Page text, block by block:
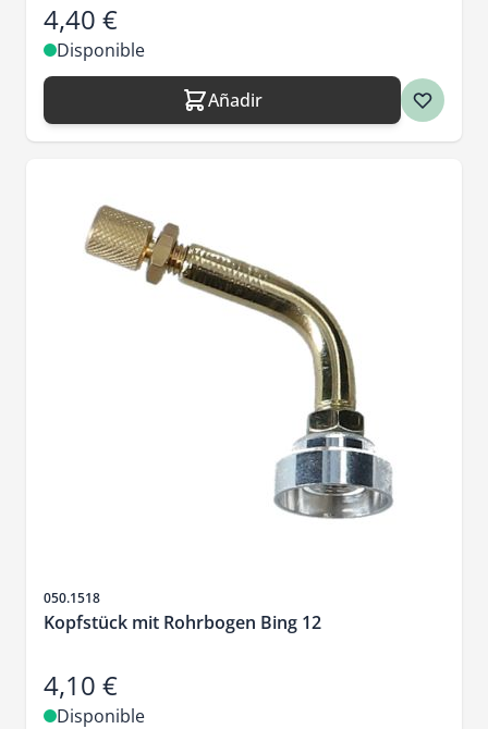
4,40 €
Disponible
Añadir
SKU
050.1518
Kopfstück mit Rohrbogen Bing 12
4,10 €
Disponible